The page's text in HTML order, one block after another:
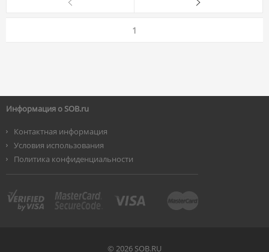
1
Информация о SOB.ru
Контактная информация
Условия использования
Политика конфиденциальности
© 2026 SOB.RU